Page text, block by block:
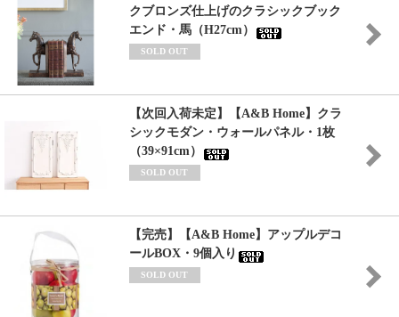
クブロンズ仕上げのクラシックブック
エンド・馬（H27cm）
SOLD OUT
【次回入荷未定】【A&B Home】クラ
シックモダン・ウォールパネル・1枚
（39×91cm）
SOLD OUT
【完売】【A&B Home】アップルデコ
ールBOX・9個入り
SOLD OUT